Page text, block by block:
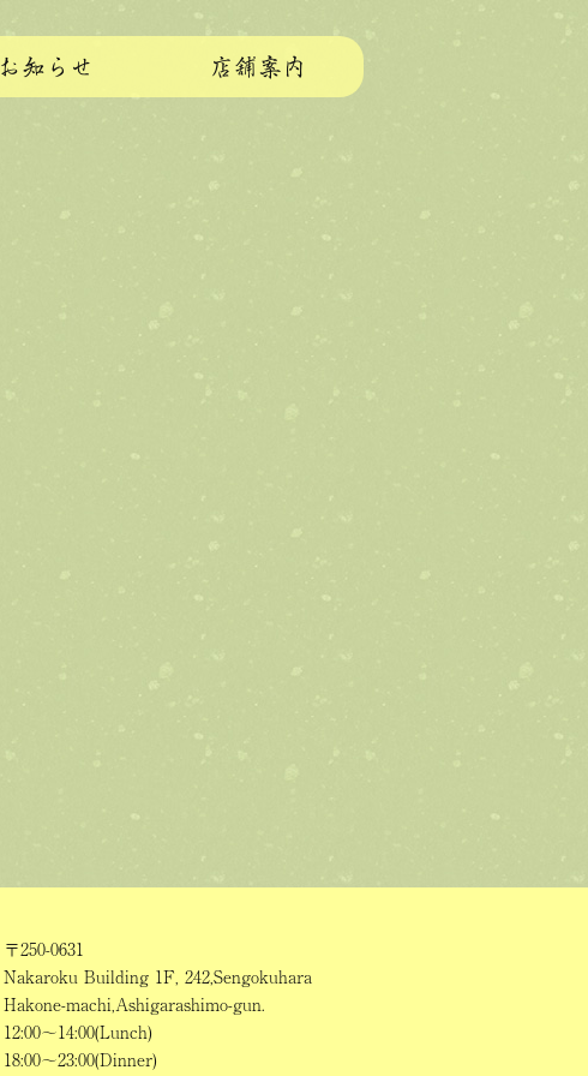
お知らせ 店舗案内
〒250-0631
Nakaroku Building 1F, 242,Sengokuhara
Hakone-machi,Ashigarashimo-gun.
12:00～14:00(Lunch)
18:00～23:00(Dinner)